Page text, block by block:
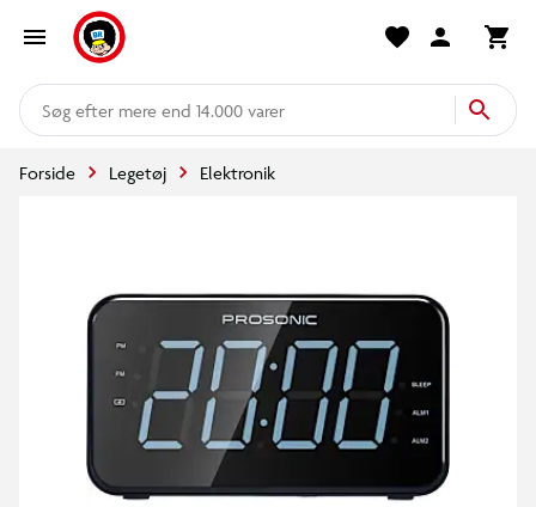
mere end 14.000 varer
Forside Legetøj Elektronik